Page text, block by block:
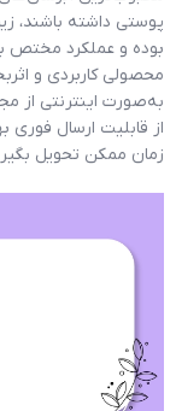
پوستی داشته باشند،
بوده و عملکرد مختص
محصولی کاربردی و
به‌صورت اینترنتی از
از قابلیت ارسال
زمان ممکن تحویل